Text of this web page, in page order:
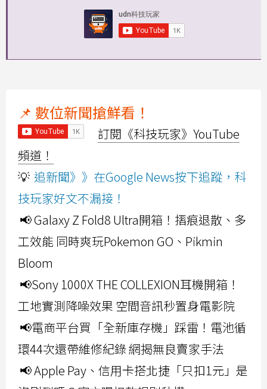
📌 數位新聞搶鮮看！
訂閱《科技玩家》YouTube
頻道！
💡 追新聞》》在Google News按下追蹤，科
技玩家好文不漏接！
📢 Galaxy Z Fold8 Ultra開箱！摺痕退散、多
工效能 同時爽玩Pokemon GO、Pikmin
Bloom
📢Sony 1000X THE COLLEXION耳機開箱！
工地實測降噪效果 空間音訊秒置身電影院
📢電商平台買「全新庫存機」踩雷！電池循
環44次還帶維修紀錄 網揭無良賣家手法
📢 Apple Pay、信用卡搭北捷「只扣1元」是